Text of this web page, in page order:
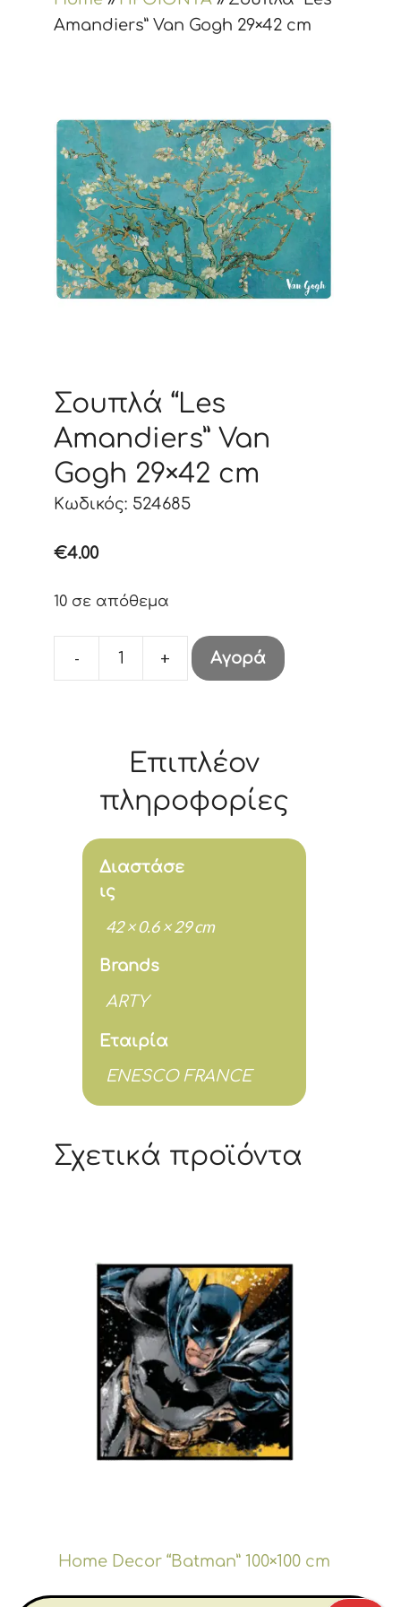
Amandiers” Van Gogh 29×42 cm
Σουπλά “Les
Amandiers” Van
Gogh 29×42 cm
Κωδικός: 524685
€4.00
10 σε απόθεμα
-
Σουπλά
Gogh
29x42
cm
ποσότητα
+ Αγορά
Επιπλέον
πληροφορίες
Διαστάσε
ις
42 × 0.6 × 29 cm
Brands
ARTY
Εταιρία
ENESCO FRANCE
Σχετικά προϊόντα
Home Decor “Batman” 100×100 cm